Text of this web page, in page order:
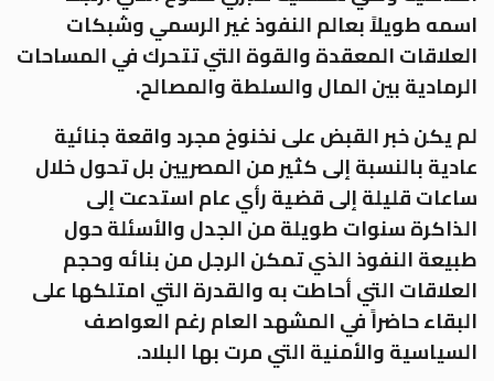
اسمه طويلاً بعالم النفوذ غير الرسمي وشبكات
العلاقات المعقدة والقوة التي تتحرك في المساحات
الرمادية بين المال والسلطة والمصالح.
لم يكن خبر القبض على نخنوخ مجرد واقعة جنائية
عادية بالنسبة إلى كثير من المصريين بل تحول خلال
ساعات قليلة إلى قضية رأي عام استدعت إلى
الذاكرة سنوات طويلة من الجدل والأسئلة حول
طبيعة النفوذ الذي تمكن الرجل من بنائه وحجم
العلاقات التي أحاطت به والقدرة التي امتلكها على
البقاء حاضراً في المشهد العام رغم العواصف
السياسية والأمنية التي مرت بها البلاد.